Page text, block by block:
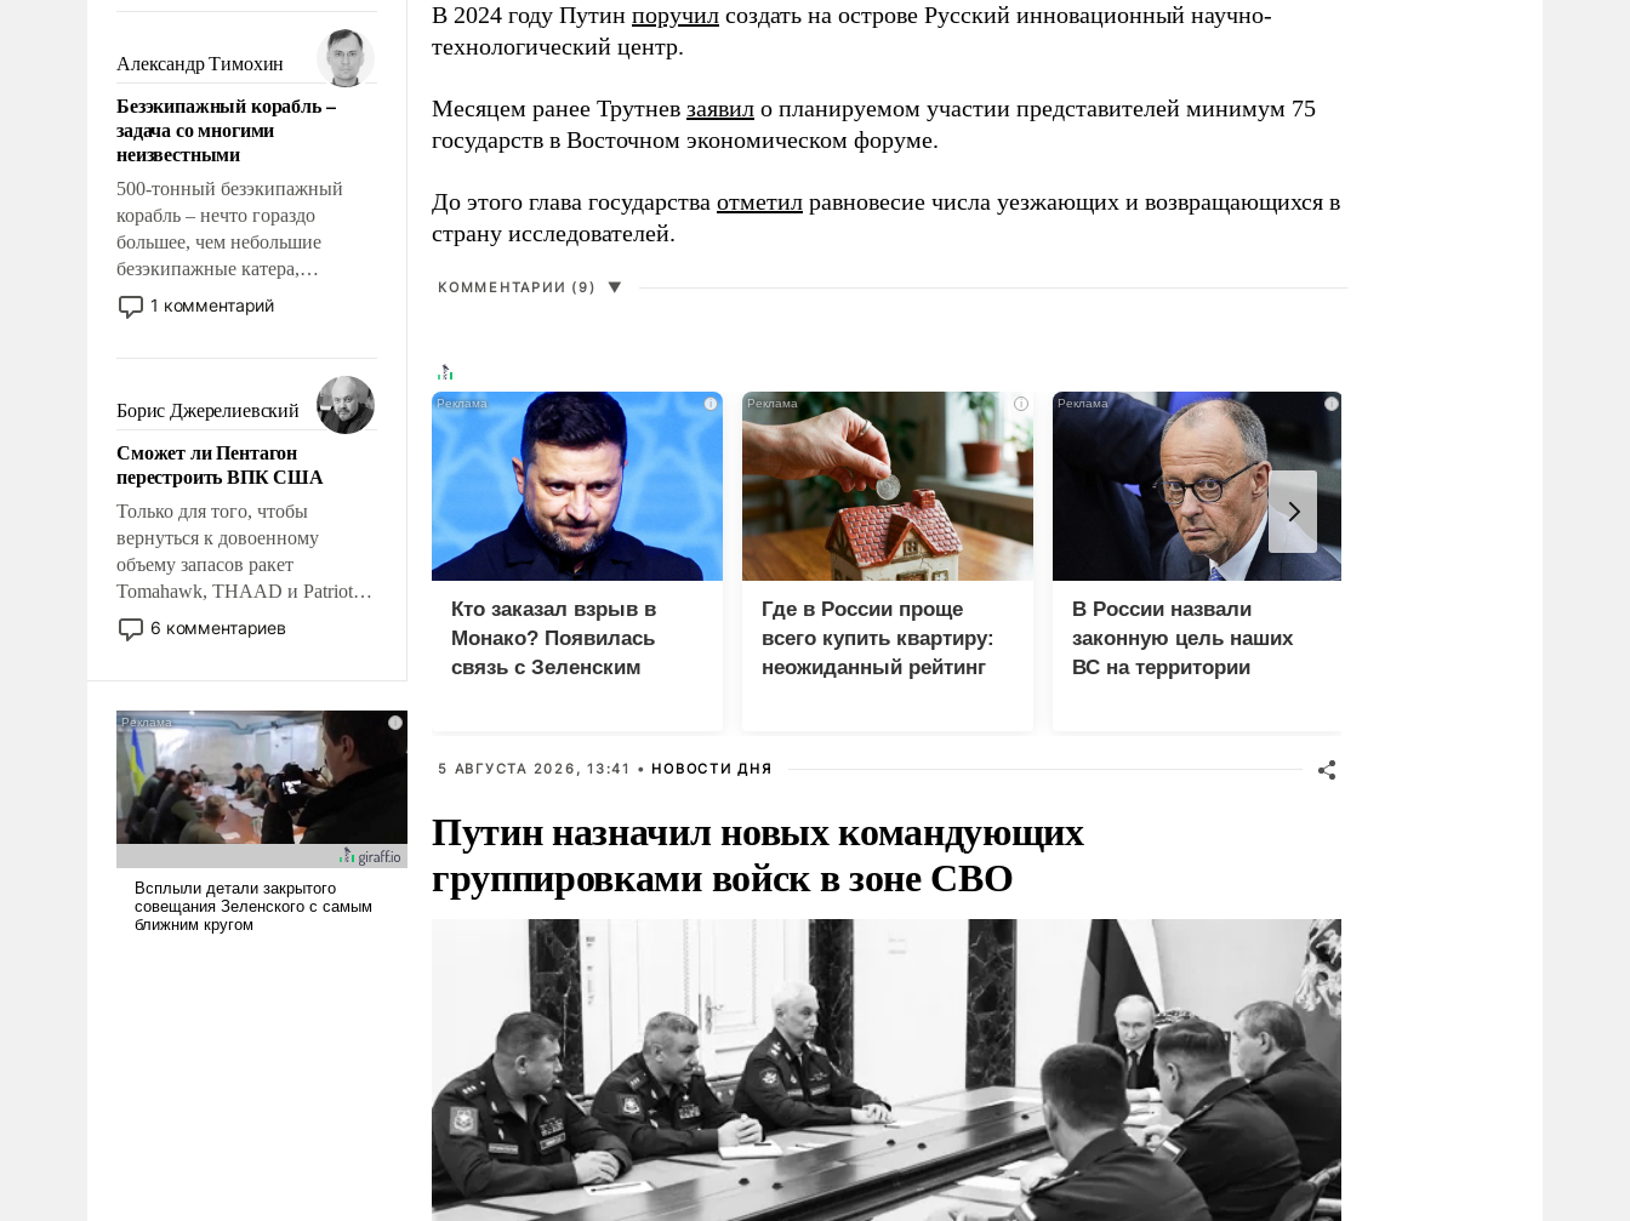
мужественным и твердым под
ударами судьбы, брать на себя
ответственность, помогать
слабым, идти вперед и
адаптироваться.
Александр Тимохин
Безэкипажный корабль –
задача со многими
неизвестными
500-тонный безэкипажный
корабль – нечто гораздо
большее, чем небольшие
безэкипажные катера,
применение которых уже
стало обыденностью. Задача по
сложна и амбициозна. Однако
и ее реализация радикально
поднимет наши боевые
возможности.
1 комментарий
Борис Джерелиевский
Сможет ли Пентагон
перестроить ВПК США
Только для того, чтобы
вернуться к довоенному
объему запасов ракет
Tomahawk, THAAD и Patriot
США потребуется более трех
лет. Даже небольшая война с
Сложившаяся ситуация
означает многолетний период
уязвимости США, например,
перед Китаем.
6 комментариев
В 2024 году Путин поручил создать на острове Русский инновационный научно-
технологический центр.
Месяцем ранее Трутнев заявил о планируемом участии представителей минимум 75
государств в Восточном экономическом форуме.
До этого глава государства отметил равновесие числа уезжающих и возвращающихся в
страну исследователей.
КОММЕНТАРИИ (9) ▼
i
Кто заказал взрыв в
Монако? Появилась
связь с Зеленским
i
Где в России проще
всего купить квартиру:
неожиданный рейтинг
i
В России назвали
законную цель наших
ВС на территории
5 АВГУСТА 2026, 13:41 • НОВОСТИ ДНЯ
Путин назначил новых командующих
группировками войск в зоне СВО